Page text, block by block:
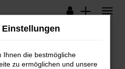
Lagerfahrzeuge
Einstellungen
Ihnen die bestmögliche
zu ermöglichen und unsere